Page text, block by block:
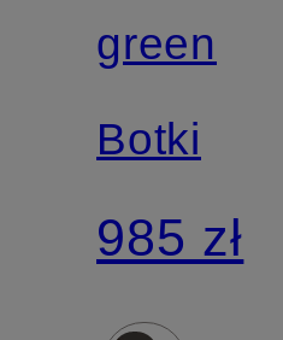
green
Botki
985 zł